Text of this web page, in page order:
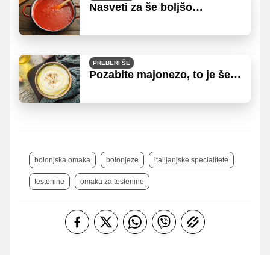
Nasveti za še boljšo
PREBERI ŠE
Pozabite majonezo, to je še
bolonjska omaka bolonjeze italijanjske specialitete
testenine omaka za testenine